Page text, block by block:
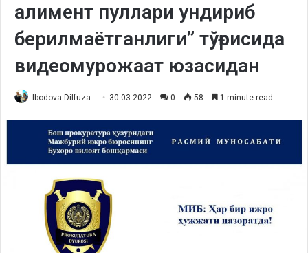
алимент пуллари ундириб
берилмаётганлиги” тўғрисида
видеомурожаат юзасидан
Ibodova Dilfuza 30.03.2022 0 58 1 minute read